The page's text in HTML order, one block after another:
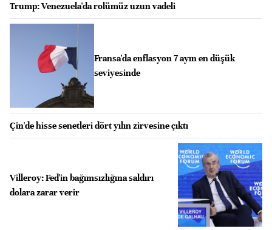
Trump: Venezuela'da rolümüz uzun vadeli
Fransa'da enflasyon 7 ayın en düşük
seviyesinde
Çin'de hisse senetleri dört yılın zirvesine çıktı
Villeroy: Fed'in bağımsızlığına saldırı
dolara zarar verir